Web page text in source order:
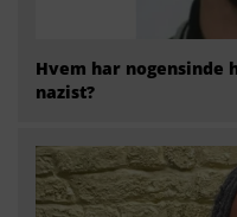
Hvem har
nazist?